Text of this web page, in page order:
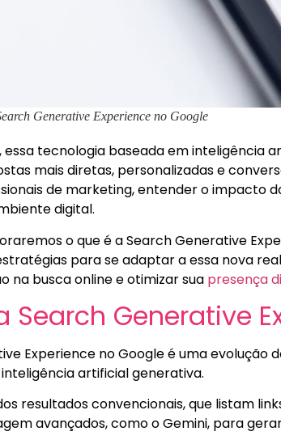
Generative Experience no Google
essa tecnologia baseada em inteligência
mais diretas, personalizadas e
de marketing, entender o impacto
digital.
o que é a Search Generative
para se adaptar a essa nova
na busca online e otimizar sua presença
Search Generative
Experience no Google é uma evolução
artificial generativa.
resultados convencionais, que listam
avançados, como o Gemini, para